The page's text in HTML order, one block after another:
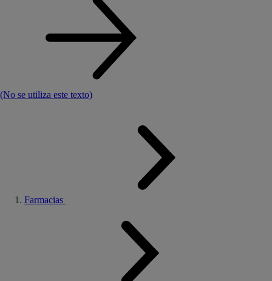
(No se utiliza este texto)
Farmacias